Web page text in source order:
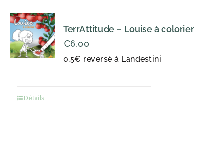
TerrAttitude – Louise à colorier
0,5€ reversé à Landestini
€6,00
Détails